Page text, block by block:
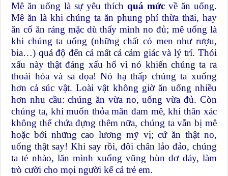
Mê ăn uống là sự yêu thích quá mứcvề ăn uống.
Mê ăn là khi chúng ta ăn phung phí thừa thãi, hay
ăn cố ăn ráng mặc dù thấy mình no đủ; mê uống là
khi chúng ta uống (những chất có men như rượu,
bia…) quá độ đến cả mất cả cảm giác và lý trí. Thói
xấu này thật đáng xấu hổ vì nó khiến chúng ta ra
thoái hóa và sa đọa! Nó hạ thấp chúng ta xuống
hơn cả súc vật. Loài vật không giờ ăn uống nhiều
hơn nhu cầu: chúng ăn vừa no, uống vừa đủ. Còn
chúng ta, khi muốn thỏa mãn đam mê, khi thân xác
không thể chứa đựng thêm nữa, chúng ta vẫn bị mê
hoặc bởi những cao lương mỹ vị; cứ ăn thật no,
uống thật say! Khi say rồi, đôi chân lảo đảo, chúng
ta té nhào, lăn mình xuống vũng bùn dơ dáy, làm
trò cười cho mọi người kể cả trẻ em.